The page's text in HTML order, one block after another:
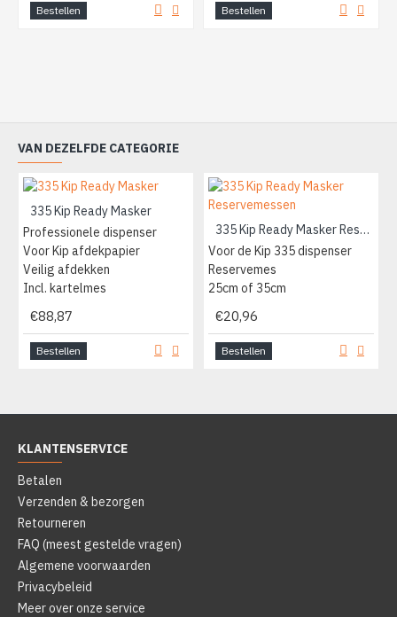
Bestellen Bestellen
VAN DEZELFDE CATEGORIE
335 Kip Ready Masker
Professionele dispenser
Voor Kip afdekpapier
Veilig afdekken
Incl. kartelmes
€88,87
Bestellen
335 Kip Ready Masker Reservemessen
Voor de Kip 335 dispenser
Reservemes
25cm of 35cm
€20,96
Bestellen
KLANTENSERVICE
Betalen
Verzenden & bezorgen
Retourneren
FAQ (meest gestelde vragen)
Algemene voorwaarden
Privacybeleid
Meer over onze service